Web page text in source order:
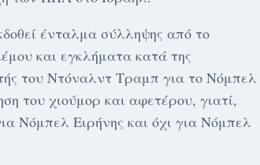
ένταλμα σύλληψης από το
και εγκλήματα κατά της
του Ντόναλντ Τραμπ για το Νόμπελ
του χιούμορ και αφετέρου, γιατί,
Νόμπελ Ειρήνης και όχι για Νόμπελ